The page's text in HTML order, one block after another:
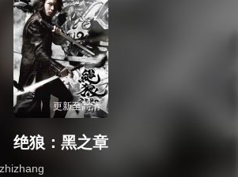
更新至高清
绝狼：黑之章